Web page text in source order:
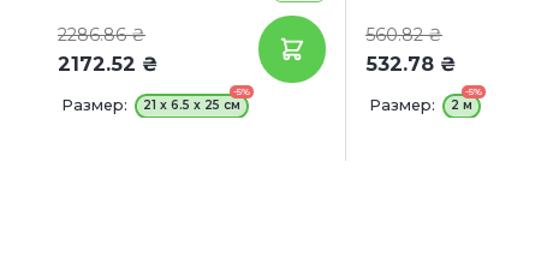
2286.86 ₴
2172.52 ₴
Размер:
-5%
21 x 6.5 x 25 см
560.82 ₴
532.78 ₴
Размер:
-5%
2 м